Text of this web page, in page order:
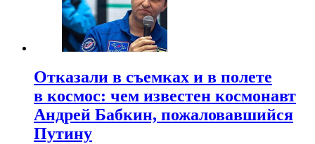
Отказали в съемках и в полете
в космос: чем известен космонавт
Андрей Бабкин, пожаловавшийся
Путину